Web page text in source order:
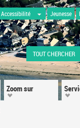
Accessibilité Jeunesse
TOUT CHERCHER
Zoom sur